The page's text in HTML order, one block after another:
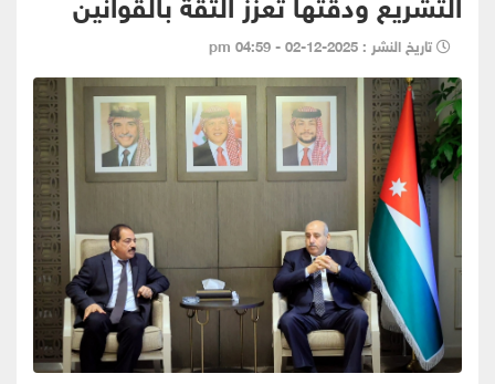
تاريخ النشر : 2025-12-02 - 04:59 pm